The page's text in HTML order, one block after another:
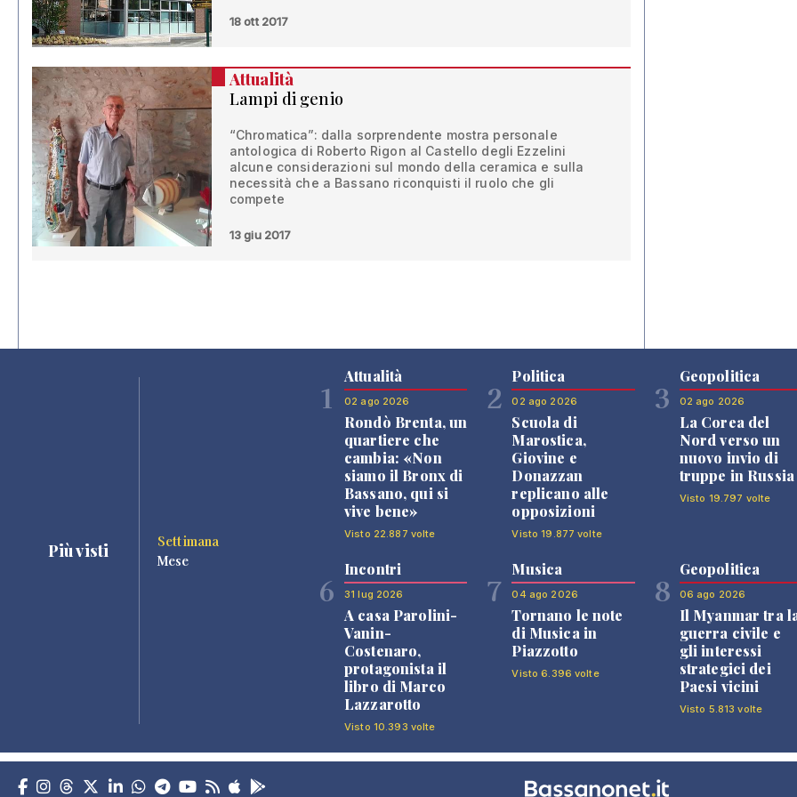
18 ott 2017
Attualità
Lampi di genio
“Chromatica”: dalla sorprendente mostra personale
antologica di Roberto Rigon al Castello degli Ezzelini
alcune considerazioni sul mondo della ceramica e sulla
necessità che a Bassano riconquisti il ruolo che gli
compete
13 giu 2017
Più visti
Settimana
Mese
1
Attualità
02 ago 2026
Rondò Brenta, un
quartiere che
cambia: «Non
siamo il Bronx di
Bassano, qui si
vive bene»
Visto 22.887 volte
2
Politica
02 ago 2026
Scuola di
Marostica,
Giovine e
Donazzan
replicano alle
opposizioni
Visto 19.877 volte
3
Geopolitica
02 ago 2026
La Corea del
Nord verso un
nuovo invio di
truppe in Russia
Visto 19.797 volte
6
Incontri
31 lug 2026
A casa Parolini-
Vanin-
Costenaro,
protagonista il
libro di Marco
Lazzarotto
Visto 10.393 volte
7
Musica
04 ago 2026
Tornano le note
di Musica in
Piazzotto
Visto 6.396 volte
8
Geopolitica
06 ago 2026
Il Myanmar tra
guerra civile e
gli interessi
strategici dei
Paesi vicini
Visto 5.813 volte